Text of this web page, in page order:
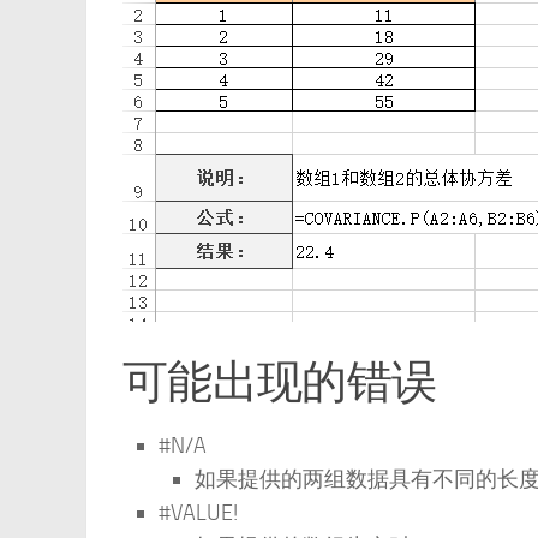
可能出现的错误
#N/A
如果提供的两组数据具有不同的长
#VALUE!